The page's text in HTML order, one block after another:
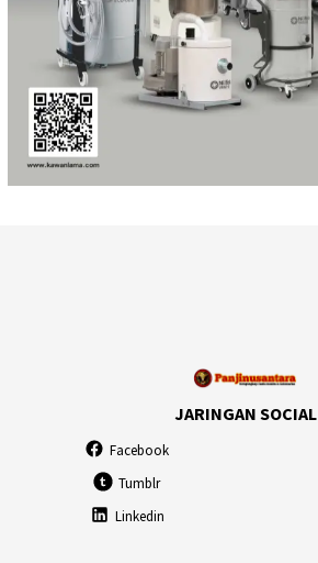
JARINGAN SOCIAL
Facebook
Tumblr
Linkedin